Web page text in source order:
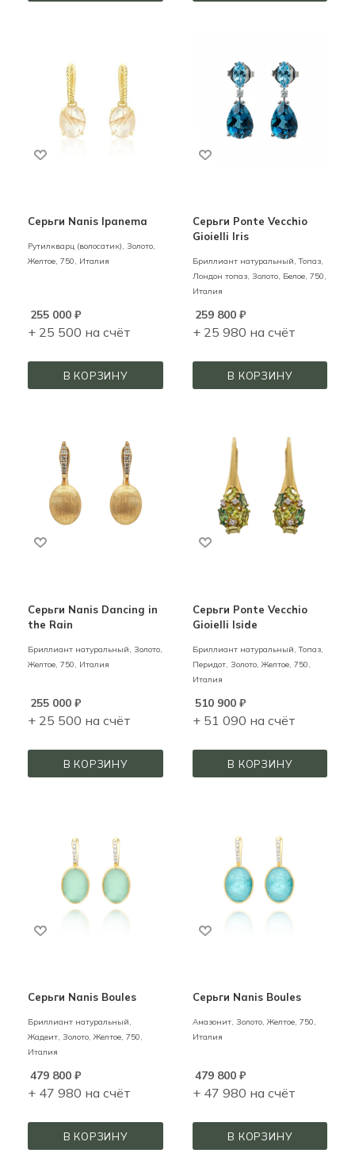
Серьги Nanis Ipanema
Рутилкварц (волосатик), Золото,
Желтое, 750, Италия
255 000 ₽
+ 25 500 на счёт
В КОРЗИНУ
Серьги Ponte Vecchio
Gioielli Iris
Бриллиант натуральный, Топаз,
Лондон топаз, Золото, Белое, 750,
Италия
259 800₽
+ 25 980 на счёт
В КОРЗИНУ
Серьги Nanis Dancing in
the Rain
Бриллиант натуральный, Золото,
Желтое, 750, Италия
255 000 ₽
+ 25 500 на счёт
В КОРЗИНУ
Серьги Ponte Vecchio
Gioielli Iside
Бриллиант натуральный, Топаз,
Перидот, Золото, Желтое, 750,
Италия
510 900₽
+ 51 090 на счёт
В КОРЗИНУ
Серьги Nanis Boules
Бриллиант натуральный,
Жадеит, Золото,Желтое, 750,
Италия
479 800 ₽
+ 47 980 на счёт
В КОРЗИНУ
Серьги Nanis Boules
Амазонит, Золото,Желтое, 750,
Италия
479 800₽
+ 47 980 на счёт
В КОРЗИНУ